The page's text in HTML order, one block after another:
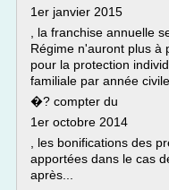
1er janvier 2015
, la franchise annuelle
Régime n'auront plus à
pour la protection
familiale par année civile.
�? compter du
1er octobre 2014
, les bonifications des
apportées dans le cas
après...